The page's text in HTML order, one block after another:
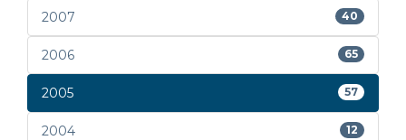
2007 40
2006 65
2005 57
2004 12